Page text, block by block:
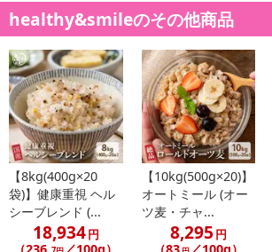
healthy&smileのその他商品
【8kg(400g×20
袋)】健康重視 ヘル
シーブレンド (...
18,934円
【10kg(500g×20)】
オートミール (オー
ツ麦・チャ...
8,295 円